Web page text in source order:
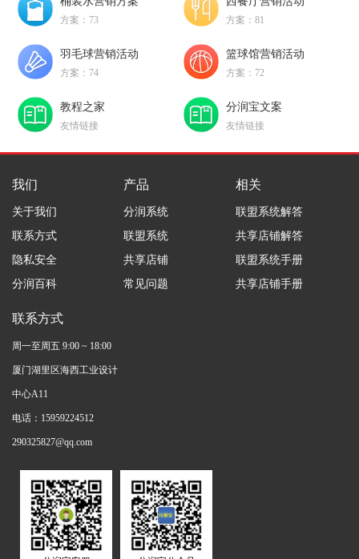
方案：73 方案：81
羽毛球营销活动
方案：74
篮球馆营销活动
方案：72
教程之家
友情链接
分润宝文案
友情链接
我们
关于我们
联系方式
隐私安全
分润百科
产品
分润系统
联盟系统
共享店铺
常见问题
相关
联盟系统解答
共享店铺解答
联盟系统手册
共享店铺手册
联系方式
周一至周五 9:00 ~ 18:00
厦门湖里区海西工业设计
中心A11
电话：15959224512
290325827@qq.com